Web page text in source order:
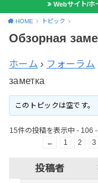
Webサイト/ホ
HOME トピック
Обзорная
ホーム › フォーラム
заметка
このトピックは空です。
15件の投稿を表示中 - 106
←
1 2 3
投稿者